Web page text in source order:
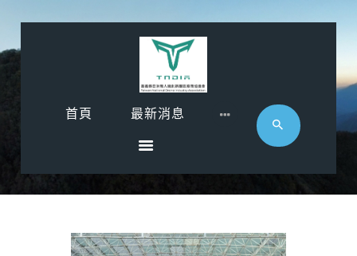
首頁 最新消息
首頁
影音專區
近期活動
協會廠商